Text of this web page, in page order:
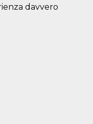
davvero
Sessione
Cookie